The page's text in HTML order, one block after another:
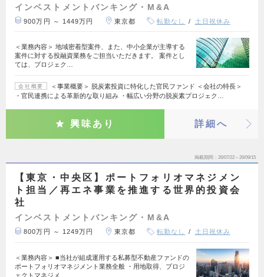
インベストメントバンキング・M&A
900万円 ～ 1449万円 東京都 転勤なし 土日祝休み
＜業務内容＞ 地域密着型案件、また、中小企業が主導する
案件に対する投融資業務をご担当いただきます。 案件とし
ては、プロジェク…
会社概要
＜事業概要＞ 脱炭素投資に特化した官民ファンド ＜会社の特長＞
・官民連携による革新的な取り組み ・幅広い分野の脱炭素プロジェク…
興味あり 詳細へ
掲載期間 26/07/22～26/09/15
【東京・中央区】ポートフォリオマネジメン
ト担当／再エネ事業を推進する世界的投資会
社
インベストメントバンキング・M&A
800万円 ～ 1249万円 東京都 転勤なし 土日祝休み
＜業務内容＞ ■当社が組成運用する私募型不動産ファンドの
ポートフォリオマネジメント業務全般 ・用地取得、プロジ
ェクトマネジメ…